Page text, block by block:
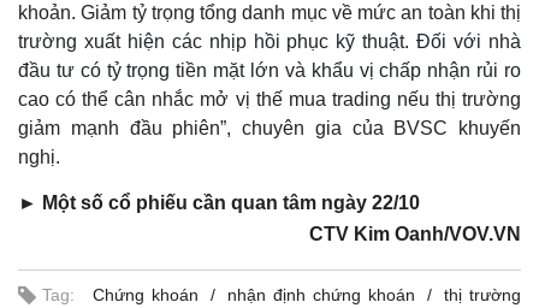
Kinh tế
Khởi nghiệp
Tiêu dùng
Tỷ giá
Giá cà phê
khoản. Giảm tỷ trọng tổng danh mục về mức an toàn khi thị
trường xuất hiện các nhịp hồi phục kỹ thuật. Đối với nhà
đầu tư có tỷ trọng tiền mặt lớn và khẩu vị chấp nhận rủi ro
cao có thể cân nhắc mở vị thế mua trading nếu thị trường
giảm mạnh đầu phiên”, chuyên gia của BVSC khuyến
nghị.
► Một số cổ phiếu cần quan tâm ngày 22/10
CTV Kim Oanh/VOV.VN
Tag: Chứng khoán nhận định chứng khoán
thị trường